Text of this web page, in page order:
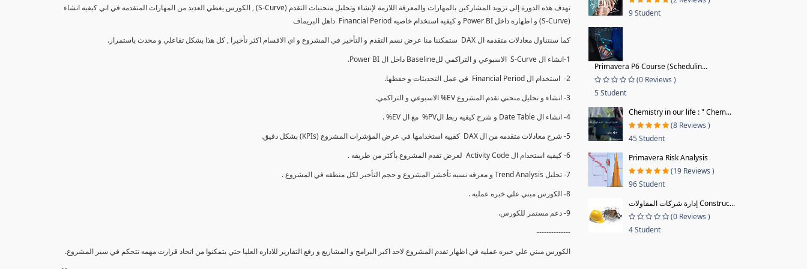
تهدف هذه الدورة إلى تزويد المشاركين بالمهارات والمعرفة اللازمة لإنشاء وتحليل منحنيات التقدم (S-Curve) , الكورس يغطي العديد من المهارات المتقدمه في اني كيفيه انشاء
(S-Curve) و اظهاره داخل Power BI و كيفيه استخدام خاصيه Financial Period داهل البريماف
كما سنتناول معادلات متقدمه ال DAX ستمكننا منا عرض نسم التقدم و التأخير في المشروع و اي الاقسام اكثر تأخيرا , كل هذا بشكل تفاعلي و محدث باستمرار.
1-انشاء ال S-Curve الاسبوعي و التراكمي للBaseline داخل ال Power BI.
2- استخدام ال Financial Period في عمل التحديثات و حفظها.
3- انشاء و تحليل منحني تقدم المشروع EV% الاسبوعي و التراكمي.
4- انشاء ال Date Table و شرح كيفيه ربط الPV% مع ال EV% .
5- شرح معادلات متقدمه من ال DAX كفييه استخدامها في عرض المؤشرات المشروع (KPIs) بشكل دقيق.
6- كيفيه استخدام ال Activity Code لعرض تقدم المشروع بأكثر من طريقه .
7- تحليل Trend Analysis و معرفه نسبه تأخشر المشروع و حجم التأخير لكل منطقه في المشروع .
8- الكورس مبني علي خبره عمليه .
9- دعم مستمر للكورس.
--------------
الكورس مبني علي خبره عمليه في اظهار تقدم المشروع لاحد اكبر البرامج و المشاريع و رفع التقارير للاداره العليا حتي يتمكنوا من اتخاذ قرارت مهمه تتحكم في سير المشروع.
9 Student
Primavera P6 Course (Schedulin...
(0 Reviews )
5 Student
Chemistry in our life : " Chem...
(8 Reviews )
45 Student
Primavera Risk Analysis
(19 Reviews )
96 Student
إدارة شركات المقاولات Construc...
(0 Reviews )
4 Student